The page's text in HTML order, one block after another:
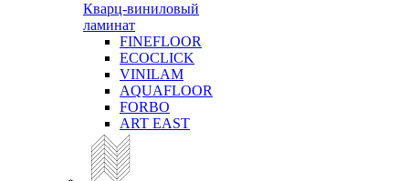
Кварц-виниловый
ламинат
FINEFLOOR
ECOCLICK
VINILAM
AQUAFLOOR
FORBO
ART EAST